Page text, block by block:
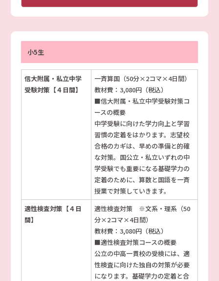
小5生
信大附属・私立中学
受験対策【４日間】
一斉算国（50分×2コマ×4日間）
教材費：3,080円（税込）
■信大附属・私立中学受験対策コ
ースの概要
中学受験に向けた学力向上と学習
習慣の定着をはかります。志望校
合格のカギは、早めの準備と的確
な対策。国公立・私立いずれの中
学受験でも重要になる基礎学力の
定着のために、算数と国語を一斉
授業で対策していきます。
適性検査対策【４日
間】
適性検査対策 ※文系・理系（50
分×2コマ×4日間）
教材費：3,080円（税込）
■適性検査対策コースの概要
公立の中高一貫校の受検には、適
性検査に向けた独自の対策が必要
になります。基礎学力の定着と合